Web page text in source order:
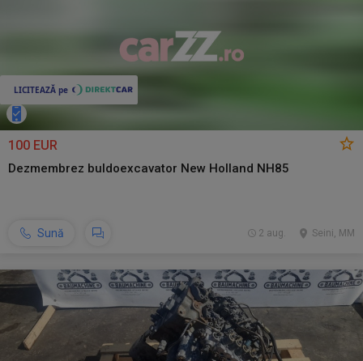
100 EUR
Dezmembrez buldoexcavator New Holland NH85
Sună Seini, MM
2 aug.